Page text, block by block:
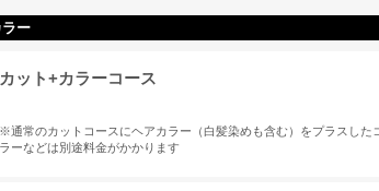
ー
カット+カラーコース
※通常のカットコースにヘアカラー（白髪染めも含む）をプラスし
ラーなどは別途料金がかかります